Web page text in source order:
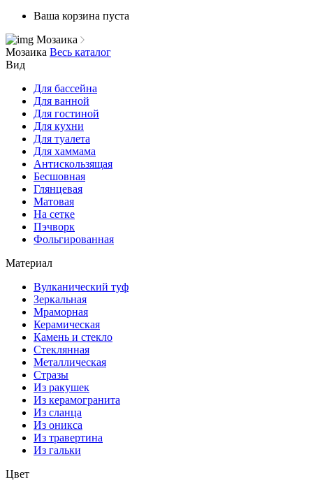
Ваша корзина пуста
Мозаика
Мозаика Весь каталог
Вид
Для бассейна
Для ванной
Для гостиной
Для кухни
Для туалета
Для хаммама
Антискользящая
Бесшовная
Глянцевая
Матовая
На сетке
Пэчворк
Фольгированная
Материал
Вулканический туф
Зеркальная
Мраморная
Керамическая
Камень и стекло
Стеклянная
Металлическая
Стразы
Из ракушек
Из керамогранита
Из сланца
Из оникса
Из травертина
Из гальки
Цвет